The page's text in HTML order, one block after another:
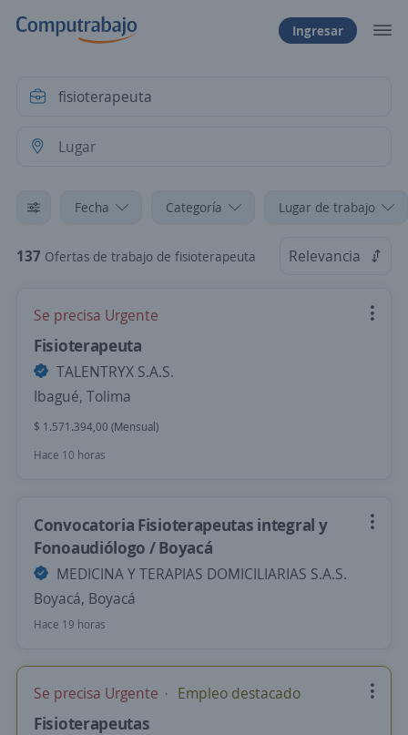
Ingresar
Fecha Categoría Lugar de trabajo
137 Ofertas de trabajo de fisioterapeuta Relevancia
Se precisa Urgente
Fisioterapeuta
TALENTRYX S.A.S.
Ibagué, Tolima
$ 1.571.394,00 (Mensual)
Hace 10 horas
Convocatoria Fisioterapeutas integral y
Fonoaudiólogo / Boyacá
MEDICINA Y TERAPIAS DOMICILIARIAS S.A.S.
Boyacá, Boyacá
Hace 19 horas
Se precisa Urgente Empleo destacado
Fisioterapeutas